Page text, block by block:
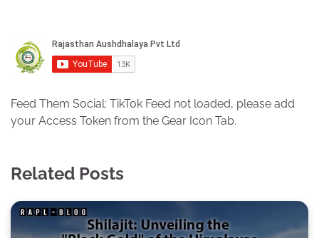
Feed Them Social: TikTok Feed not loaded, please add
your Access Token from the Gear Icon Tab.
Related Posts